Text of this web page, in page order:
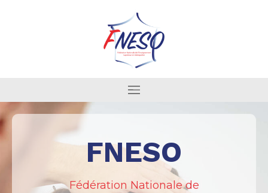
FNESO
Fédération Nationale de